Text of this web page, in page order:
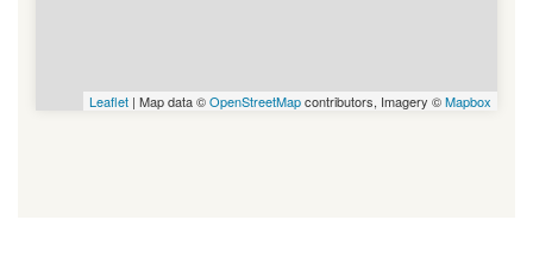
Leaflet | Map data ©OpenStreetMapcontributors, Imagery ©Mapbox